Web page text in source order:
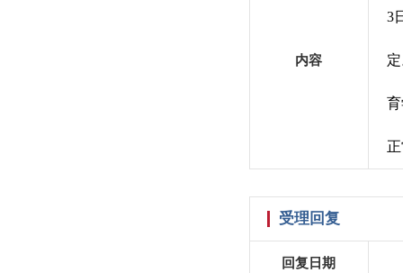
内容
3
受理回复
回复日期